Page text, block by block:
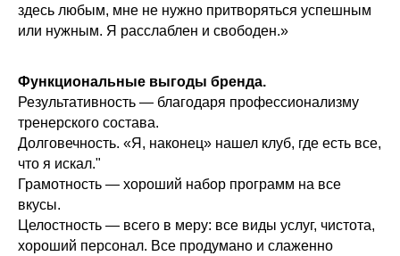
здесь любым, мне не нужно притворяться успешным
или нужным. Я расслаблен и свободен.»
Функциональные выгоды бренда.
Результативность — благодаря профессионализму
тренерского состава.
Долговечность. «Я, наконец» нашел клуб, где есть все,
что я искал."
Грамотность — хороший набор программ на все
вкусы.
Целостность — всего в меру: все виды услуг, чистота,
хороший персонал. Все продумано и слаженно